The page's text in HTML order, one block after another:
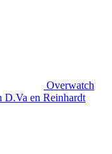
Overwatch
D.Va en Reinhardt